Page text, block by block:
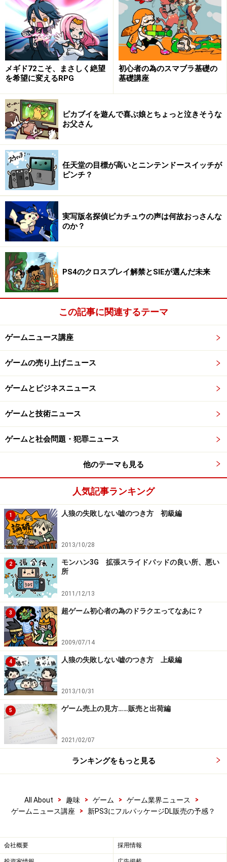
メギド72こそ、まさしく絶望
を希望に変えるRPG
初心者の為のスマブラ基礎の
基礎講座
ピカブイを遊んで喜ぶ娘とちょっと泣きそうな
お父さん
任天堂の目標が高いとニンテンドースイッチが
ピンチ？
実写版名探偵ピカチュウの声は何故おっさんな
のか？
PS4のクロスプレイ解禁とSIEが選んだ未来
この記事に関連するテーマ
ゲームニュース講座
ゲームの売り上げニュース
ゲームとビジネスニュース
ゲームと技術ニュース
ゲームと社会問題・犯罪ニュース
他のテーマも見る
人気記事ランキング
1 人狼の失敗しない嘘のつき方 初級編
2013/10/28
2
モンハン3G 拡張スライドパッドの良い所、悪い
所
2011/12/13
3 超ゲーム初心者の為のドラクエってなあに？
2009/07/14
4 人狼の失敗しない嘘のつき方 上級編
2013/10/31
5 ゲーム売上の見方……販売と出荷編
2021/02/07
ランキングをもっと見る
All About > 趣味 > ゲーム > ゲーム業界ニュース
>
ゲームニュース講座
> 新PS3にフルパッケージDL販売の予感？
会社概要 採用情報